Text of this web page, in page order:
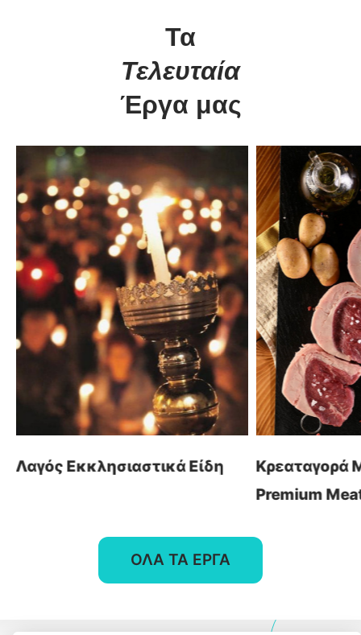
Τα
Τελευταία
Έργα μας
Λαγός Εκκλησιαστικά Είδη
Κρεαταγορά
Premium
ΟΛΑ ΤΑ ΕΡΓΑ
Digital
solutions
for everyone.
βρείτε μας
Αρχ. Μακαρίου 14
45221, Ιωάννινα, Ελλάδα
τ: +30 26510 24308
e: info@wapp.gr
οι υπηρεσίες μας
Κατασκευή Ιστοσελίδων
Λογισμικό ERP
Ηλεκτρονικά Καταστήματα
Digital Marketing
Graphic Design
Web Εφαρμογές
Ξενοδοχεία
επικοινωνία